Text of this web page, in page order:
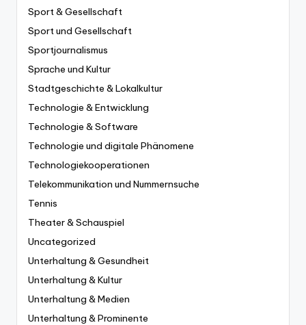
Sport & Gesellschaft
Sport und Gesellschaft
Sportjournalismus
Sprache und Kultur
Stadtgeschichte & Lokalkultur
Technologie & Entwicklung
Technologie & Software
Technologie und digitale Phänomene
Technologiekooperationen
Telekommunikation und Nummernsuche
Tennis
Theater & Schauspiel
Uncategorized
Unterhaltung & Gesundheit
Unterhaltung & Kultur
Unterhaltung & Medien
Unterhaltung & Prominente